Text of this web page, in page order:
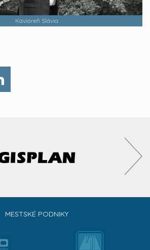
Kaviareň Slávia
MESTSKÉ PODNIKY